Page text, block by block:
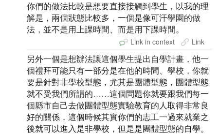
你們的做法比較是想要直接接觸到學生，以我的理
解是，兩個狀態比較多，一個是像可汗學園的做
法，並不是用上課時間、而是用下課時間。
Link in context Link
另外一個是想辦法讓這個學生提出自學計畫，他一
個禮拜可能只有一部分是在他的時間、學校，你就
要是針對非學校型態，尤其是團體型態，團體型態
就不受我們所謂的……這個問題你就要跟我們每一
個縣市自己去做團體型態實驗教育的人取得非常良
好的關係，這個時候其實你們的志工一過來就業之
後就可以進入是非學校，但是是團體型態的自學。